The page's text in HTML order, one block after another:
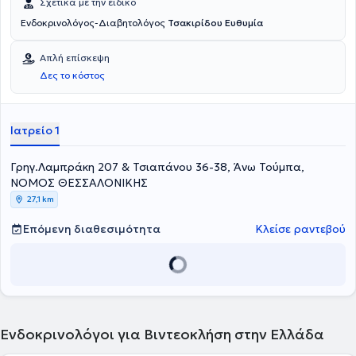
Ενδοκρινολόγος-Διαβητολόγος Τσακιρίδου Ευθυμία
Απλή επίσκεψη
Δες το κόστος
Ιατρείο 1
Γρηγ.Λαμπράκη 207 & Τσιαπάνου 36-38, Άνω Τούμπα,
ΝΟΜΟΣ ΘΕΣΣΑΛΟΝΙΚΗΣ
27,1 km
Επόμενη διαθεσιμότητα Κλείσε ραντεβού
Ενδοκρινολόγοι για Βιντεοκλήση στην Ελλάδα